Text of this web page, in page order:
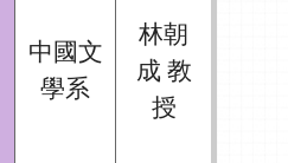
中國文
學系
林朝
成 教
授